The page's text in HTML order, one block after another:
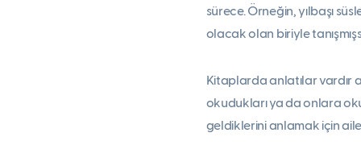
sürece. Örneğin, yılbaşı
olacak olan biriyle
Kitaplarda anlatılar vardır
okudukları ya da onlara
geldiklerini anlamak için